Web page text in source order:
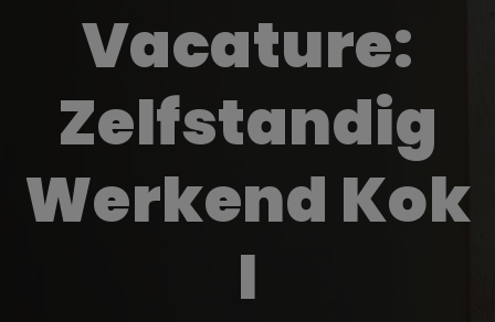
Vacature:
Zelfstandig
Werkend Kok
I